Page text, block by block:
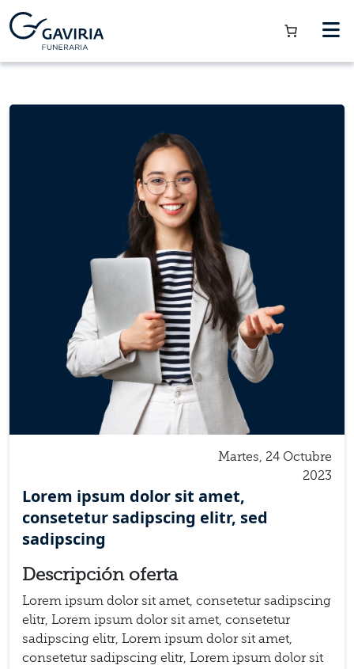
Martes, 24 Octubre
2023
Lorem ipsum dolor sit amet,
consetetur sadipscing elitr, sed
sadipscing
Descripción oferta
Lorem ipsum dolor sit amet, consetetur sadipscing
elitr, Lorem ipsum dolor sit amet, consetetur
sadipscing elitr, Lorem ipsum dolor sit amet,
consetetur sadipscing elitr, Lorem ipsum dolor sit